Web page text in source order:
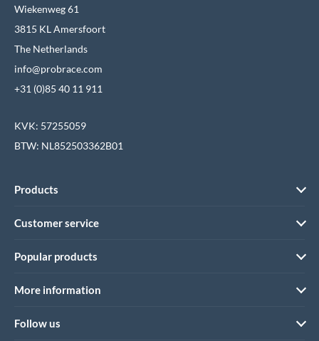
Wiekenweg 61
3815 KL Amersfoort
The Netherlands
info@probrace.com
+31 (0)85 40 11 911
KVK: 57255059
BTW: NL852503362B01
Products
Customer service
Popular products
More information
Follow us